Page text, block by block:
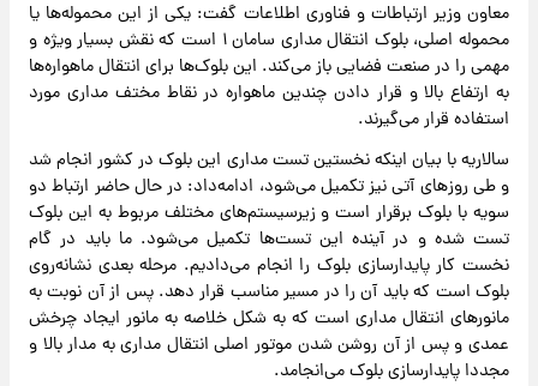
معاون وزیر ارتباطات و فناوری اطلاعات گفت: یکی از این محموله‌ها یا
محموله اصلی، بلوک انتقال مداری سامان ۱ است که نقش بسیار ویژه و
مهمی را در صنعت فضایی باز می‌کند. این بلوک‌ها برای انتقال ماهواره‌ها
به ارتفاع بالا و قرار دادن چندین ماهواره در نقاط مختف مداری مورد
استفاده قرار می‌گیرند.
سالاریه با بیان اینکه نخستین تست مداری این بلوک در کشور انجام شد
و طی روزهای آتی نیز تکمیل می‌شود، ادامه‌داد: در حال حاضر ارتباط دو
سویه با بلوک برقرار است و زیرسیستم‌های مختلف مربوط به این بلوک
تست شده و در آینده این تست‌ها تکمیل می‌شود. ما باید در گام
نخست کار پایدارسازی بلوک را انجام می‌دادیم. مرحله بعدی نشانه‌روی
بلوک است که باید آن‌ را در مسیر مناسب قرار دهد. پس از آن نوبت به
مانورهای انتقال مداری است که به شکل خلاصه به مانور ایجاد چرخش
عمدی و پس از آن روشن شدن موتور اصلی انتقال مداری به مدار بالا و
مجددا پایدارسازی بلوک می‌انجامد.